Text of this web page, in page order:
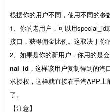
根据你的用户不同，使用不同的参
1、你的老用户，可以用special_id
接口，获得佣金比例。这取决于你
2、如果是你的新用户，你用的是
nal_id ，这样该用户复制得到的
求授权，这样就直接在手淘APP上
了。
【注意】